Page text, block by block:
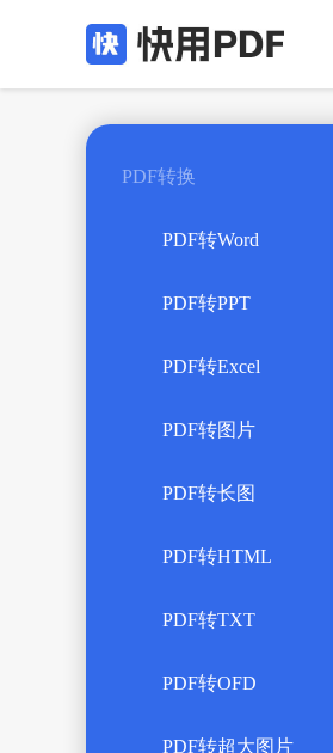
PDF转换
PDF转Word
PDF转PPT
PDF转Excel
PDF转图片
PDF转长图
PDF转HTML
PDF转TXT
PDF转OFD
PDF转超大图片